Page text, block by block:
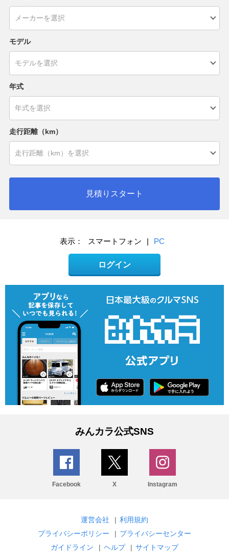
モデル
年式
走行距離（km）
見積りスタート
表示： スマートフォン | PC
ログイン
みんカラ公式SNS
Facebook X Instagram
運営会社 | 利用規約
プライバシーポリシー
| プライバシーセンター
ガイドライン
| ヘルプ | サイトマップ